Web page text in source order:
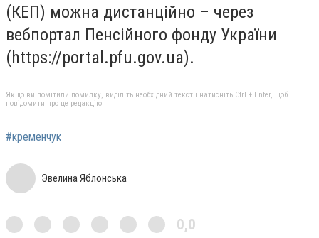
(КЕП) можна дистанційно – через
вебпортал Пенсійного фонду України
(https://portal.pfu.gov.ua).
Якщо ви помітили помилку, виділіть необхідний текст і натисніть Ctrl + Enter, щоб
повідомити про це редакцію
#кременчук
Эвелина Яблонська
0,0